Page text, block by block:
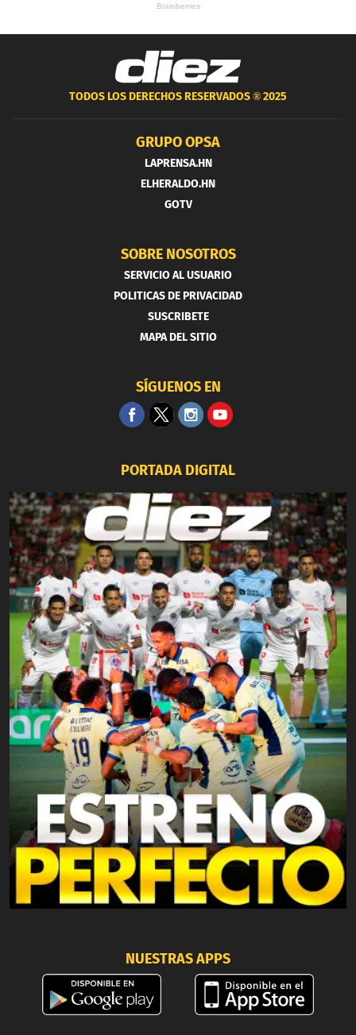
TODOS LOS DERECHOS RESERVADOS ®2025
GRUPO OPSA
LAPRENSA.HN
ELHERALDO.HN
GOTV
SOBRE NOSOTROS
SERVICIO AL USUARIO
POLITICAS DE PRIVACIDAD
SUSCRIBETE
MAPA DEL SITIO
SÍGUENOS EN
PORTADA DIGITAL
NUESTRAS APPS